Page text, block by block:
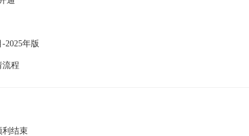
2025年版
流程
利结束